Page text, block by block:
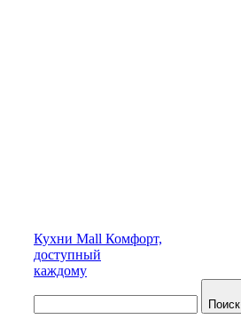
Кухни Mall Комфорт,
доступный
каждому
Поиск